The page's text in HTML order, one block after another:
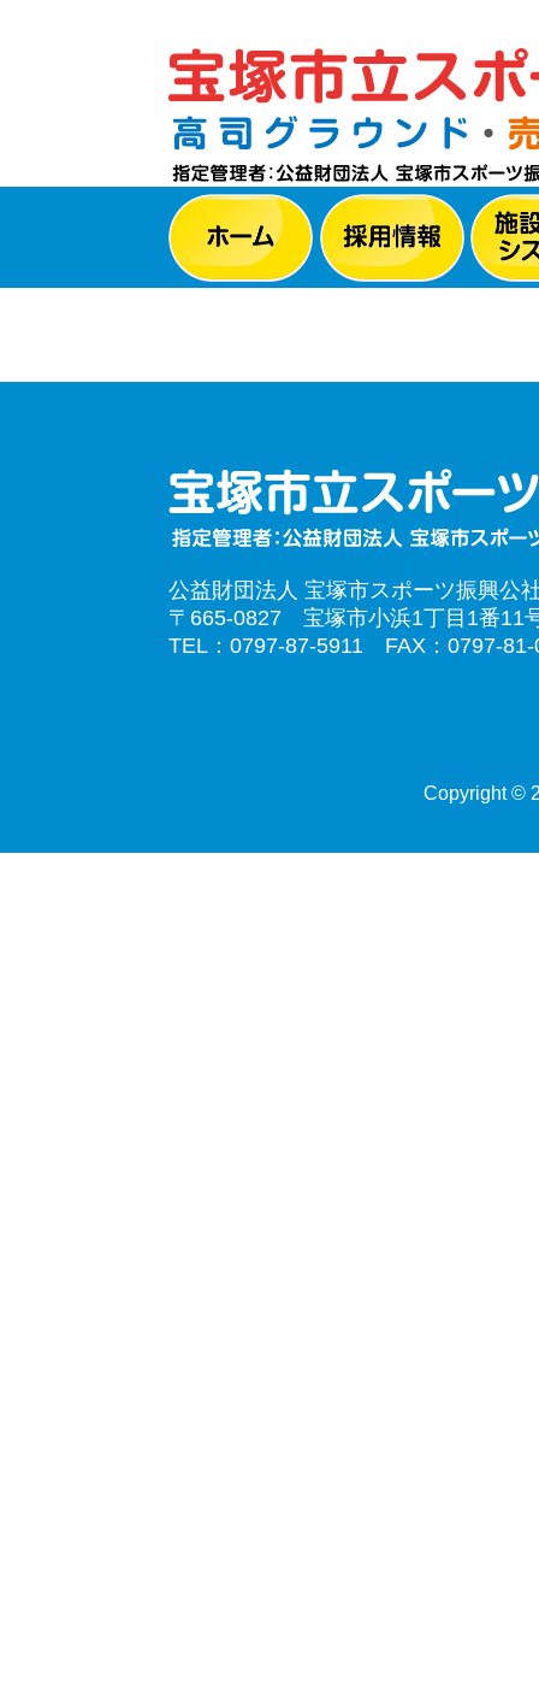
公益財団法人 宝塚市スポーツ振興公
〒665-0827 宝塚市小浜1丁目1番11
TEL：0797-87-5911 FAX：0797-81-
Copyright ©